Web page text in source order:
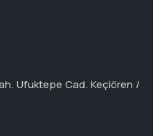
Ufuktepe Cad. Keçiören /